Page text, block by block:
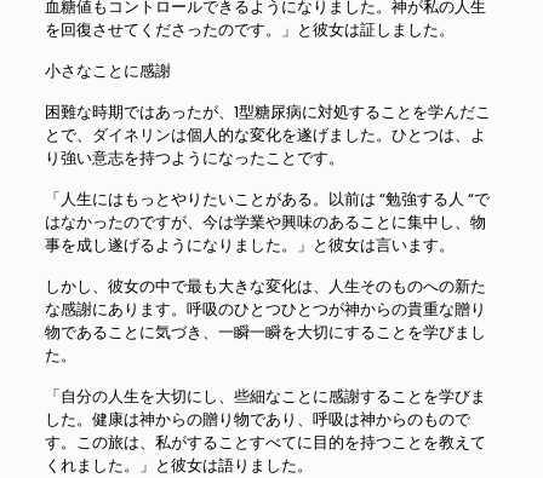
血糖値もコントロールできるようになりました。神が私の人生
を回復させてくださったのです。」と彼女は証しました。
小さなことに感謝
困難な時期ではあったが、1型糖尿病に対処することを学んだこ
とで、ダイネリンは個人的な変化を遂げました。ひとつは、よ
り強い意志を持つようになったことです。
「人生にはもっとやりたいことがある。以前は “勉強する人 “で
はなかったのですが、今は学業や興味のあることに集中し、物
事を成し遂げるようになりました。」と彼女は言います。
しかし、彼女の中で最も大きな変化は、人生そのものへの新た
な感謝にあります。呼吸のひとつひとつが神からの貴重な贈り
物であることに気づき、一瞬一瞬を大切にすることを学びまし
た。
「自分の人生を大切にし、些細なことに感謝することを学びま
した。健康は神からの贈り物であり、呼吸は神からのもので
す。この旅は、私がすることすべてに目的を持つことを教えて
くれました。」と彼女は語りました。